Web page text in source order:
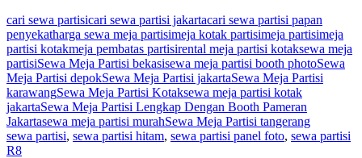
cari sewa partisicari sewa partisi jakartacari sewa partisi papan
penyekatharga sewa meja partisimeja kotak partisimeja partisimeja
partisi kotakmeja pembatas partisirental meja partisi kotaksewa meja
partisiSewa Meja Partisi bekasisewa meja partisi booth photoSewa
Meja Partisi depokSewa Meja Partisi jakartaSewa Meja Partisi
karawangSewa Meja Partisi Kotaksewa meja partisi kotak
jakartaSewa Meja Partisi Lengkap Dengan Booth Pameran
Jakartasewa meja partisi murahSewa Meja Partisi tangerang
sewa partisi, sewa partisi hitam, sewa partisi panel foto, sewa partisi
R8